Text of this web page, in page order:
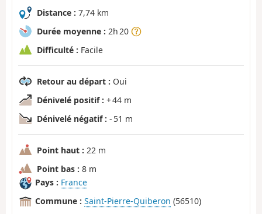
Distance : 7,74 km
Durée moyenne : 2h 20
Difficulté : Facile
Retour au départ : Oui
Dénivelé positif : + 44 m
Dénivelé négatif : - 51 m
Point haut : 22 m
Point bas : 8 m
Pays : France
Commune : Saint-Pierre-Quiberon (56510)